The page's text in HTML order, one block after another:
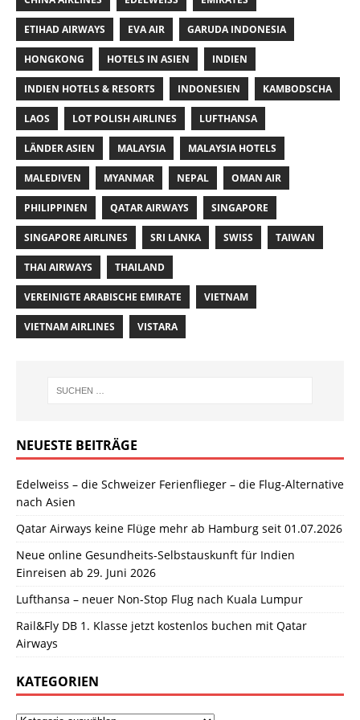
ETIHAD AIRWAYS EVA AIR GARUDA INDONESIA
HONGKONG HOTELS IN ASIEN INDIEN
INDIEN HOTELS & RESORTS INDONESIEN KAMBODSCHA
LAOS LOT POLISH AIRLINES LUFTHANSA
LÄNDER ASIEN MALAYSIA MALAYSIA HOTELS
MALEDIVEN MYANMAR NEPAL OMAN AIR
PHILIPPINEN QATAR AIRWAYS SINGAPORE
SINGAPORE AIRLINES SRI LANKA SWISS TAIWAN
THAI AIRWAYS THAILAND
VEREINIGTE ARABISCHE EMIRATE VIETNAM
VIETNAM AIRLINES VISTARA
NEUESTE BEITRÄGE
Edelweiss – die Schweizer Ferienflieger – die Flug-Alternative
nach Asien
Qatar Airways keine Flüge mehr ab Hamburg seit 01.07.2026
Neue online Gesundheits-Selbstauskunft für Indien
Einreisen ab 29. Juni 2026
Lufthansa – neuer Non-Stop Flug nach Kuala Lumpur
Rail&Fly DB 1. Klasse jetzt kostenlos buchen mit Qatar
Airways
KATEGORIEN